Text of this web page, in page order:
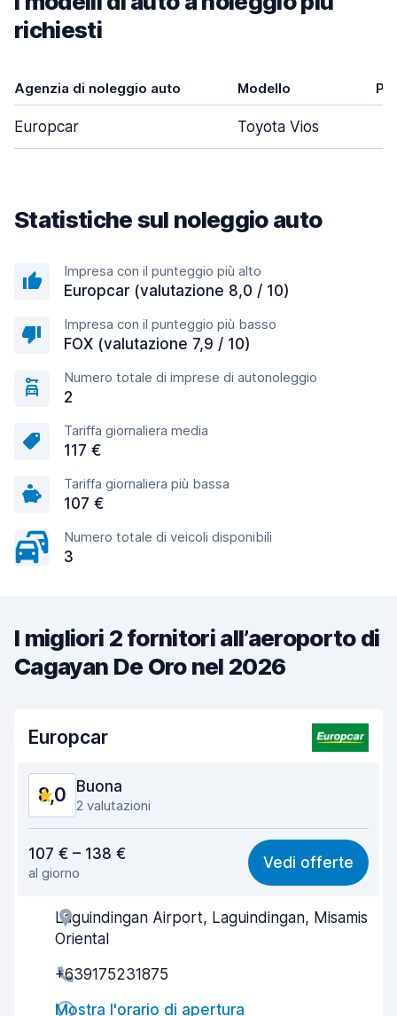
richiesti
Agenzia di noleggio auto Modello
Europcar Toyota Vios
Statistiche sul noleggio auto
Impresa con il punteggio più alto
Europcar (valutazione 8,0 / 10)
Impresa con il punteggio più basso
FOX (valutazione 7,9 / 10)
Numero totale di imprese di autonoleggio
2
Tariffa giornaliera media
117 €
Tariffa giornaliera più bassa
107 €
Numero totale di veicoli disponibili
3
I migliori 2 fornitori all’aeroporto di
Cagayan De Oro nel 2026
Europcar
8,0 Buona
2 valutazioni
7,7
Facile da trovare 8,2
Gentilezza degli agenti 8,1
107 € – 138 €
al giorno
Vedi offerte
Laguindingan Airport, Laguindingan, Misamis
Oriental
+639175231875
Mostra l'orario di apertura